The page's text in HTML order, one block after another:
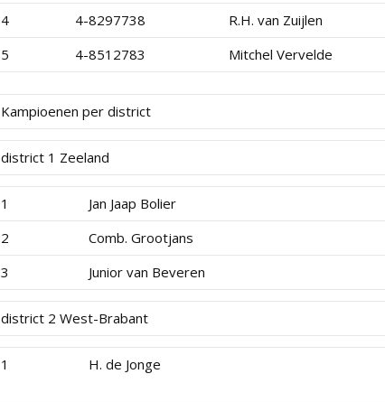
4
4-8297738 R.H. van Zuijlen
5
4-8512783 Mitchel Vervelde
Kampioenen per district
district 1 Zeeland
1 Jan Jaap Bolier
2
Comb. Grootjans
3
Junior van Beveren
district 2 West-Brabant
1 H. de Jonge